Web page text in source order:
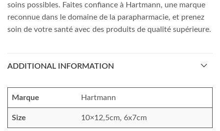
soins possibles. Faites confiance à Hartmann, une marque
reconnue dans le domaine de la parapharmacie, et prenez
soin de votre santé avec des produits de qualité supérieure.
ADDITIONAL INFORMATION
Marque Hartmann
Size 10×12,5cm, 6x7cm